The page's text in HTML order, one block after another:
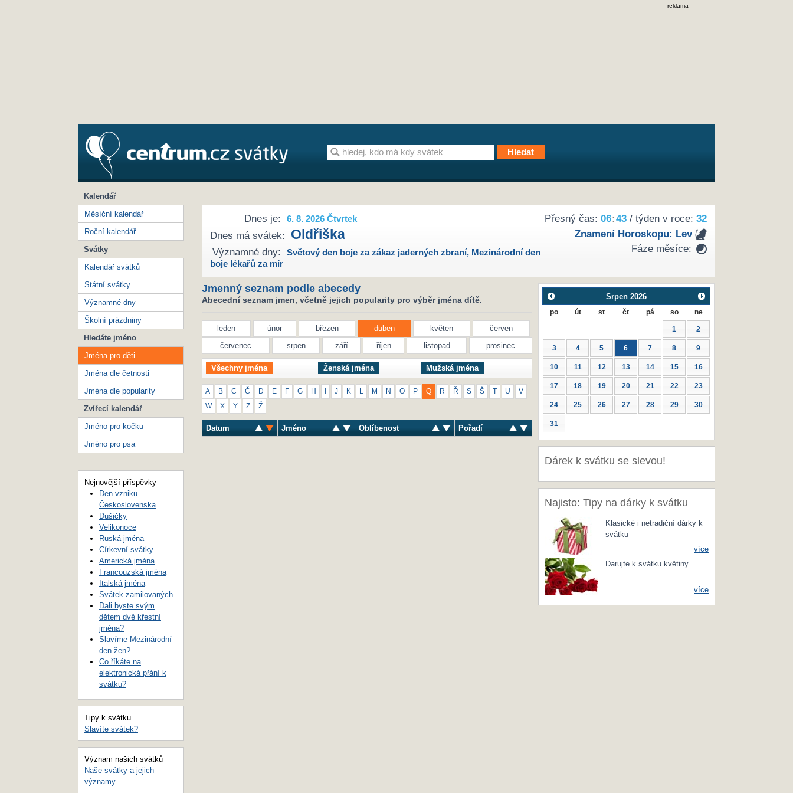
reklama
Přesný čas: 06:43/ týden v roce: 32
Znamení Horoskopu: Lev
Fáze měsíce:
Dnes je: 6. 8. 2026 Čtvrtek
Dnes má svátek: Oldřiška
Významné dny: Světový den boje za zákaz jaderných zbraní, Mezinárodní den
boje lékařů za mír
Jmenný seznam podle abecedy
Abecední seznam jmen, včetně jejich popularity pro výběr jména dítě.
leden únor březen duben květen
červen
červenec
srpen září říjen listopad prosinec
Všechny jména Ženská jména Mužská jména
A B C Č D E F G H J K M N O P Q R Ř S Š T U V
W X Y Z Ž
Datum Jméno Oblíbenost Pořadí
Srpen 2026
po út st čt pá so ne
1 2
3 4 5 6 7 8 9
10 11 12 13 14 15 16
17 18 19 20 21 22 23
24 25 26 27 28 29 30
31
Dárek k svátku se slevou!
Najisto: Tipy na dárky k svátku
Klasické i netradiční dárky k
svátku
více
Darujte k svátku květiny
více
Kalendář
Měsíční kalendář
Roční kalendář
Svátky
Kalendář svátků
Státní svátky
Významné dny
Školní prázdniny
Hledáte jméno
Jména pro děti
Jména dle četnosti
Jména dle popularity
Zvířecí kalendář
Jméno pro kočku
Jméno pro psa
Nejnovější příspěvky
Den vzniku
Československa
Dušičky
Velikonoce
Ruská jména
Církevní svátky
Americká jména
Francouzská jména
Italská jména
Svátek zamilovaných
Dali byste svým
dětem dvě křestní
jména?
Slavíme Mezinárodní
den žen?
Co říkáte na
elektronická přání k
svátku?
Tipy k svátku
Slavíte svátek?
Význam našich svátků
Naše svátky a jejich
významy